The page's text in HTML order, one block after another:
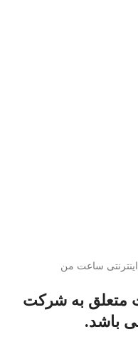
متعلق به شرکت
باشد.